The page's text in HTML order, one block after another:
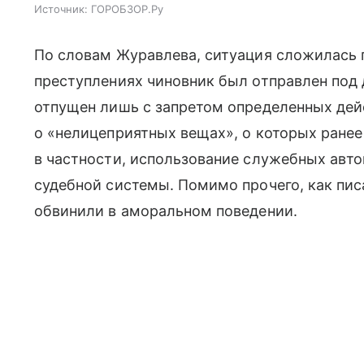
Источник: ГОРОБЗОР.Ру
По словам Журавлева, ситуация
преступлениях чиновник был отправлен
отпущен лишь с запретом определенных
о «нелицеприятных вещах», о которых
в частности, использование служебных
судебной системы. Помимо прочего, как
обвинили в аморальном поведении.